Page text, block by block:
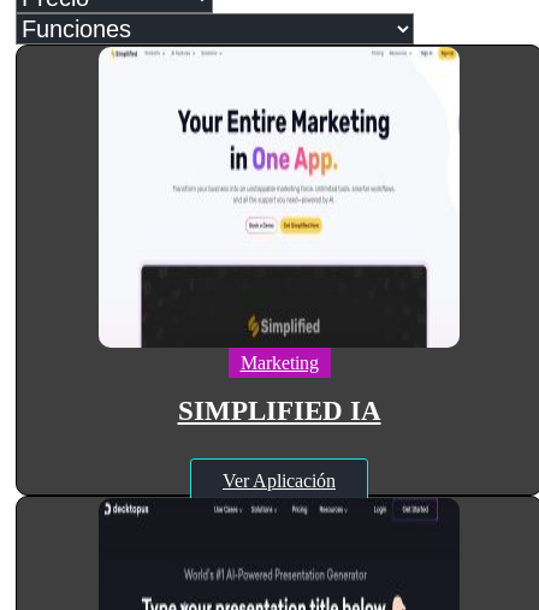
Marketing
SIMPLIFIED IA
Ver Aplicación